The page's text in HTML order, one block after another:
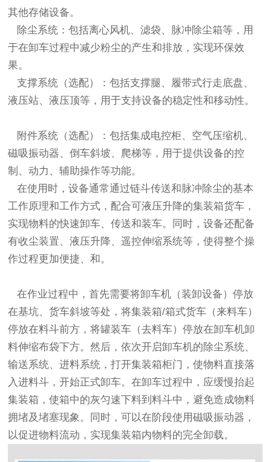
其他存储设备。
除尘系统：包括离心风机、滤袋、脉冲除尘箱等，用
于在卸车过程中减少粉尘的产生和排放，实现环保效
果。
支撑系统（选配）：包括支撑腿、履带式行走底盘、
液压站、液压顶等，用于支持设备的稳定性和移动性。
附件系统（选配）：包括集成电控柜、空气压缩机、
磁吸振动器、倒车斜坡、爬梯等，用于提供设备的控
制、动力、辅助操作等功能。
在使用时，设备通常通过链斗传送和脉冲除尘的基本
工作原理和工作方式，配合可液压升降的集装箱货车，
实现物料的快速卸车、传送和装车。同时，设备还配备
有收尘装置、液压升降、遥控伸缩系统等，使得整个操
作过程更加便捷、和。
在作业过程中，首先需要将卸车机（装卸设备）停放
在基坑、货车斜坡等处，将集装箱/箱式货车（来料车）
停放在料斗前方，将罐装车（去料车）停放在卸车机卸
料伸缩布袋下方。然后，依次开启卸车机的除尘系统、
输送系统、进料系统，打开集装箱柜门，使物料直接落
入进料斗，开始正式卸车。在卸车过程中，应缓慢抬起
集装箱，使箱中的灰匀速下料到料斗中，避免造成物料
拥堵及堵塞现象。同时，可以在阶段使用磁吸振动器，
以促进物料流动，实现集装箱内物料的完全卸载。